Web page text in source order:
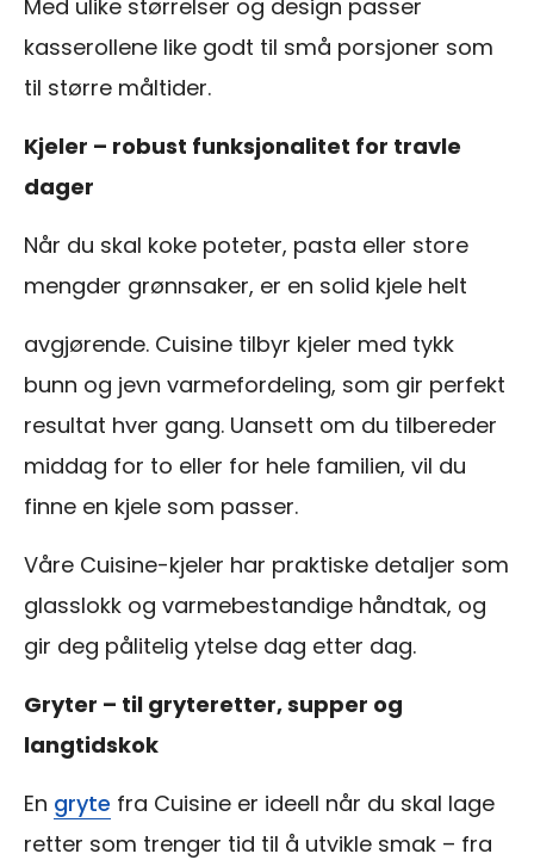
Med ulike størrelser og design passer
kasserollene like godt til små porsjoner som
til større måltider.
Kjeler – robust funksjonalitet for travle
dager
Når du skal koke poteter, pasta eller store
mengder grønnsaker, er en solid kjele helt
avgjørende. Cuisine tilbyr kjeler med tykk
bunn og jevn varmefordeling, som gir perfekt
resultat hver gang. Uansett om du tilbereder
middag for to eller for hele familien, vil du
finne en kjele som passer.
Våre Cuisine-kjeler har praktiske detaljer som
glasslokk og varmebestandige håndtak, og
gir deg pålitelig ytelse dag etter dag.
Gryter – til gryteretter, supper og
langtidskok
En gryte fra Cuisine er ideell når du skal lage
retter som trenger tid til å utvikle smak – fra